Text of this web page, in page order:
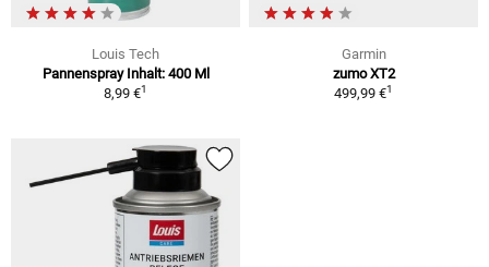
Louis Tech
Pannenspray Inhalt: 400 Ml
8,99 €1
Garmin
zumo XT2
499,99 €1